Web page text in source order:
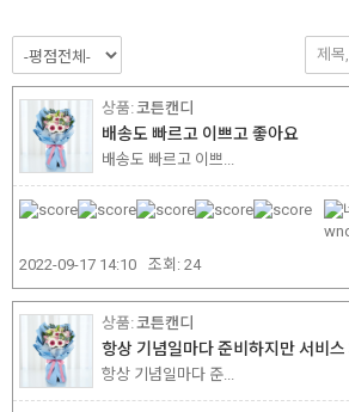
코튼캔디
배송도 빠르고 이쁘고 좋아요
배송도 빠르고 이쁘...
2022-09-17 14:10 조회: 24
코튼캔디
항상 기념일마다 준비하지만 서비
항상 기념일마다 준...